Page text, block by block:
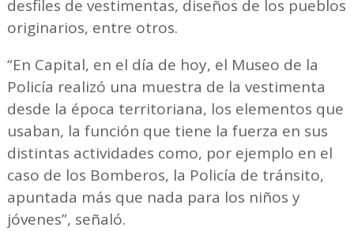
desfiles de vestimentas, diseños de los pueblos
originarios, entre otros.
“En Capital, en el día de hoy, el Museo de la
Policía realizó una muestra de la vestimenta
desde la época territoriana, los elementos que
usaban, la función que tiene la fuerza en sus
distintas actividades como, por ejemplo en el
caso de los Bomberos, la Policía de tránsito,
apuntada más que nada para los niños y
jóvenes”, señaló.